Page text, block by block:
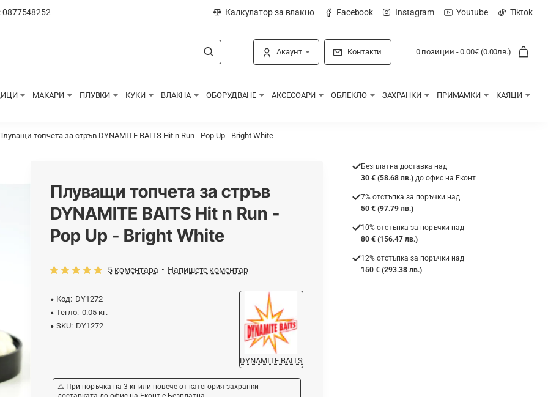
Калкулатор за влакно Facebook Instagram Youtube Tiktok
Акаунт Контакти 0 позиции - 0.00€ (0.00лв.)
МАКАРИ ПЛУВКИ КУКИ ВЛАКНА ОБОРУДВАНЕ АКСЕСОАРИ ОБЛЕКЛО ЗАХРАНКИ ПРИМАМКИ КАЯЦИ
топчета за стръв DYNAMITE BAITS Hit n Run - Pop Up - Bright White
Плуващи топчета за стръв
DYNAMITE BAITS Hit n Run -
Pop Up - Bright White
Код: DY1272
Тегло: 0.05 кг.
SKU: DY1272
DYNAMITE BAITS
5 коментара • Напишете коментар
⚠️ При поръчка на 3 кг или повече от категория захранки
Безплатна доставка над
30 € (58.68 лв.) до офис на Еконт
7% отстъпка за поръчки над
50 € (97.79 лв.)
10% отстъпка за поръчки над
80 € (156.47 лв.)
12% отстъпка за поръчки над
150 € (293.38 лв.)